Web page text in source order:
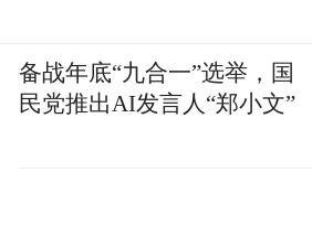
备战年底“九合一”选举，国
民党推出AI发言人“郑小文”